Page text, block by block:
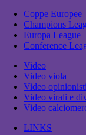
Coppe Europee
Champions
Europa League
Conference
Video
Video viola
Video opinionisti
Video virali e
Video
LINKS